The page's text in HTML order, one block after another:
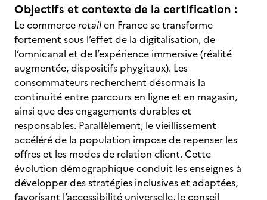
Objectifs et contexte de la certification :
Le commerceretailen France se transforme
fortement sous l’effet de la digitalisation, de
l’omnicanal et de l’expérience immersive (réalité
augmentée, dispositifs phygitaux). Les
consommateurs recherchent désormais la
continuité entre parcours en ligne et en magasin,
ainsi que des engagements durables et
responsables. Parallèlement, le vieillissement
accéléré de la population impose de repenser les
offres et les modes de relation client. Cette
évolution démographique conduit les enseignes à
développer des stratégies inclusives et adaptées,
favorisant l’accessibilité universelle, le conseil